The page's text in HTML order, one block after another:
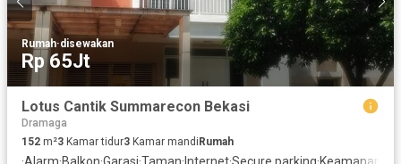
Rumah·disewakan
Rp 65Jt
Lotus Cantik Summarecon Bekasi
Dramaga
152 m²3 Kamar tidur3 Kamar mandi Rumah